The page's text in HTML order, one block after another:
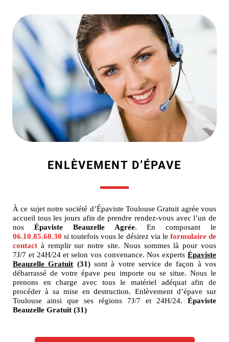
ENLÈVEMENT D’ÉPAVE
À ce sujet notre société d’Épaviste Toulouse Gratuit agrée vous
accueil tous les jours afin de prendre rendez-vous avec l’un de
nos Épaviste Beauzelle Agrée. En composant le
06.10.85.60.30 si toutefois vous le désirez via le formulaire de
contact à remplir sur notre site. Nous sommes là pour vous
7J/7 et 24H/24 et selon vos convenance. Nos experts Épaviste
Beauzelle Gratuit (31)sont à votre service de façon à vos
débarrassé de votre épave peu importe ou se situe. Nous le
prenons en charge avec tous le matériel adéquat afin de
procéder à sa mise en destruction. Enlèvement d’épave sur
Toulouse ainsi que ses régions 7J/7 et 24H/24. Épaviste
Beauzelle Gratuit (31)